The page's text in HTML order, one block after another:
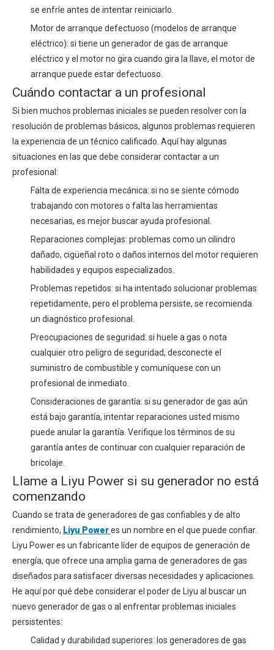
se enfríe antes de intentar reiniciarlo.
Motor de arranque defectuoso (modelos de arranque
eléctrico): si tiene un generador de gas de arranque
eléctrico y el motor no gira cuando gira la llave, el motor de
arranque puede estar defectuoso.
Cuándo contactar a un profesional
Si bien muchos problemas iniciales se pueden resolver con la
resolución de problemas básicos, algunos problemas requieren
la experiencia de un técnico calificado. Aquí hay algunas
situaciones en las que debe considerar contactar a un
profesional:
Falta de experiencia mecánica: si no se siente cómodo
trabajando con motores o falta las herramientas
necesarias, es mejor buscar ayuda profesional.
Reparaciones complejas: problemas como un cilindro
dañado, cigüeñal roto o daños internos del motor requieren
habilidades y equipos especializados.
Problemas repetidos: si ha intentado solucionar problemas
repetidamente, pero el problema persiste, se recomienda
un diagnóstico profesional.
Preocupaciones de seguridad: si huele a gas o nota
cualquier otro peligro de seguridad, desconecte el
suministro de combustible y comuníquese con un
profesional de inmediato.
Consideraciones de garantía: si su generador de gas aún
está bajo garantía, intentar reparaciones usted mismo
puede anular la garantía. Verifique los términos de su
garantía antes de continuar con cualquier reparación de
bricolaje.
Llame a Liyu Power si su generador no está
comenzando
Cuando se trata de generadores de gas confiables y de alto
rendimiento, Liyu Poweres un nombre en el que puede confiar.
Liyu Power es un fabricante líder de equipos de generación de
energía, que ofrece una amplia gama de generadores de gas
diseñados para satisfacer diversas necesidades y aplicaciones.
He aquí por qué debe considerar el poder de Liyu al buscar un
nuevo generador de gas o al enfrentar problemas iniciales
persistentes:
Calidad y durabilidad superiores: los generadores de gas